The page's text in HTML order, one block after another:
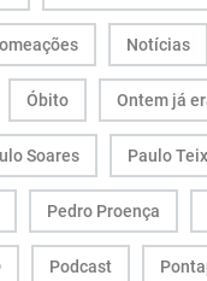
Notícias
Óbito Ontem já
Soares Paulo
Pedro Proença
Podcast